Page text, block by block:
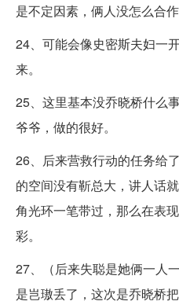
是不定因素，俩人没怎么合作
24、可能会像史密斯夫妇一
来。
25、这里基本没乔晓桥什么
爷爷，做的很好。
26、后来营救行动的任务给
的空间没有靳总大，讲人话
角光环一笔带过，那么在表
彩。
27、（后来失聪是她俩一人
是岂璈丢了，这次是乔晓桥